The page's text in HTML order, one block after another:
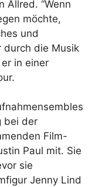
Allred. “Wenn
möchte,
und
durch die Musik
in einer
bei der
Film-
Paul mit. Sie
sie
Jenny Lind